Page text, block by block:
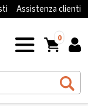
Assistenza clienti
0